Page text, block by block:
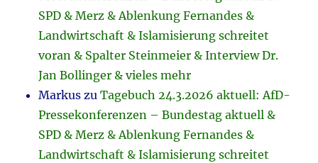
SPD & Merz & Ablenkung Fernandes &
Landwirtschaft & Islamisierung schreitet
voran & Spalter Steinmeier & Interview Dr.
Jan Bollinger & vieles mehr
Markus zuTagebuch 24.3.2026 aktuell: AfD-
Pressekonferenzen – Bundestag aktuell &
SPD & Merz & Ablenkung Fernandes &
Landwirtschaft & Islamisierung schreitet